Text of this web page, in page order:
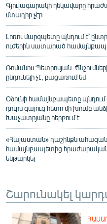
Գյուլագարակի ղեկավարը
մտադիր չէր
Լոռու մարզպետը պնդում է՝
ուժերին սատարած
Ռոմանոս Պետրոսյան.
ընդունելի չէ, բացառում եմ
Օձունի համայնքապետը
դուրս գալուց հետո մի խումբ
Խաչատրյանը հերքում է
«Հայաստան» դաշինքն
համայնքապետից
ենթարկել
Շարունակել